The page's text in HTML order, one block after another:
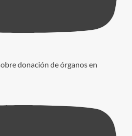
donación de órganos en